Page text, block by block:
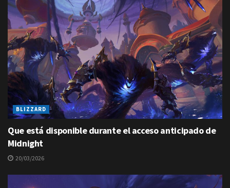
BLIZZARD
Que está disponible durante el acceso anticipado de
Midnight
20/03/2026